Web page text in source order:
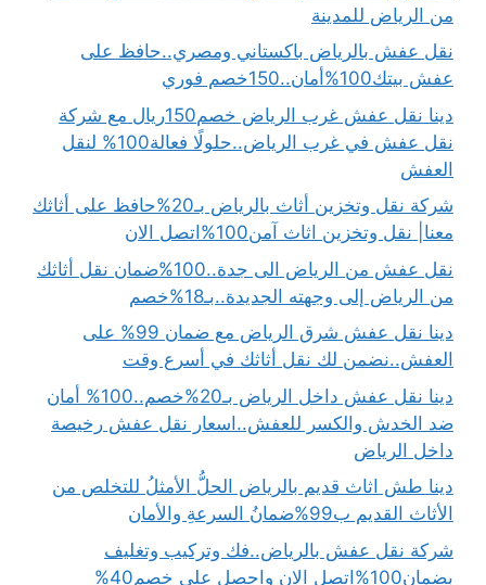
من الرياض للمدينة
نقل عفش بالرياض باكستاني ومصري..حافظ على
عفش بيتك100%أمان..150خصم فوري
دينا نقل عفش غرب الرياض خصم150ريال مع شركة
نقل عفش في غرب الرياض..حلولًا فعالة100% لنقل
العفش
شركة نقل وتخزين أثاث بالرياض بـ20%حافظ على أثاثك
معنا| نقل وتخزين اثاث آمن100%اتصل الان
نقل عفش من الرياض الى جدة..100%ضمان نقل أثاثك
من الرياض إلى وجهته الجديدة..بـ18%خصم
دينا نقل عفش شرق الرياض مع ضمان 99% على
العفش..نضمن لك نقل أثاثك في أسرع وقت
دينا نقل عفش داخل الرياض بـ20%خصم..100% أمان
ضد الخدش والكسر للعفش..اسعار نقل عفش رخيصة
داخل الرياض
دينا طش اثاث قديم بالرياض الحلُّ الأمثلُ للتخلص من
الأثاث القديم ب99%ضمانُ السرعةِ والأمان
شركة نقل عفش بالرياض..فك وتركيب وتغليف
بضمان100%اتصل الان واحصل على خصم40%